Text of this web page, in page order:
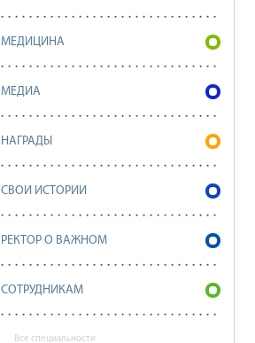
МЕДИЦИНА
МЕДИА
НАГРАДЫ
СВОИ ИСТОРИИ
РЕКТОР О ВАЖНОМ
СОТРУДНИКАМ
Все специальности